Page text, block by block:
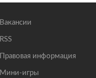
Вакансии
RSS
Правовая информация
Мини-игры